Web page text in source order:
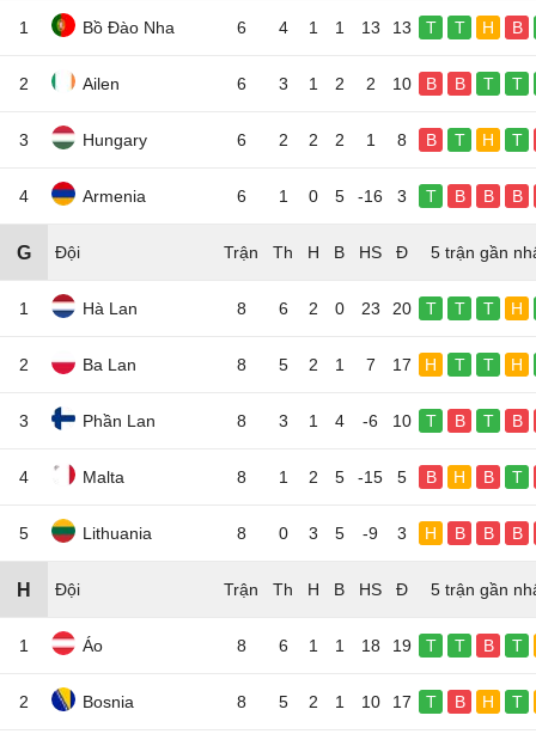
1 Bồ Đào Nha 6 4 1 1 13 13 T T H B
2 Ailen 6 3 1 2 2 10 B B T T
3 Hungary 6 2 2 2 1 8 B T H T
4 Armenia 6 1 0 5 -16 3 T B B B
G Đội 5 trận gần
1 Hà Lan 8 6 2 0 23 20 T T T H
2 Ba Lan 8 5 2 1 7 17 H T T H
3 Phần Lan 8 3 1 4 -6 10 T B T B
4 Malta 8 1 2 5 -15 5 B H B T
5 Lithuania 8 0 3 5 -9 3 H B B B
H Đội 5 trận gần
1 Áo 8 6 1 1 18 19 T T B T
2 Bosnia 8 5 2 1 10 17 T B H T